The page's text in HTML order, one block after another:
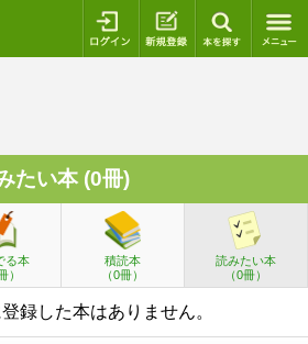
ログイン 新規登録
たい本 (0冊)
る本
）
積読本
（0冊）
読みたい本
（0冊）
録した本はありません。